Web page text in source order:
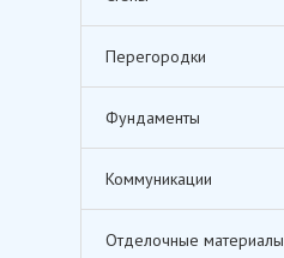
Перегородки
Фундаменты
Коммуникации
Отделочные материалы